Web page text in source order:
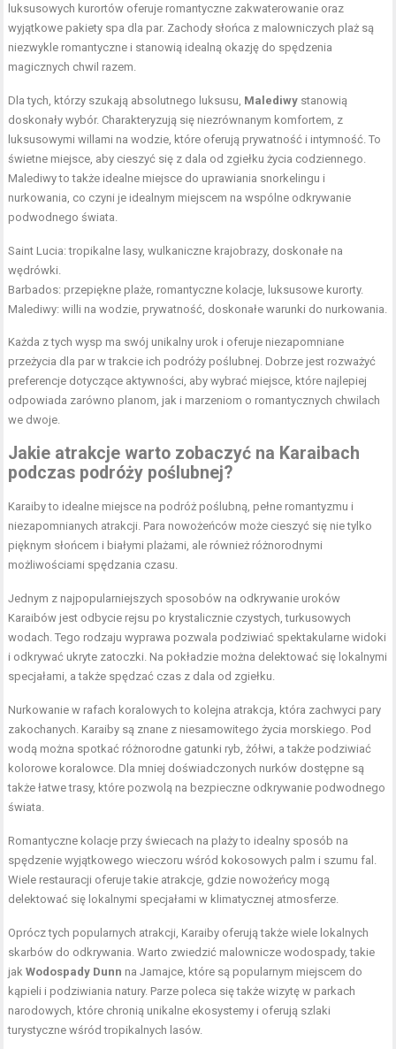
luksusowych kurortów oferuje romantyczne zakwaterowanie oraz
wyjątkowe pakiety spa dla par. Zachody słońca z malowniczych plaż są
niezwykle romantyczne i stanowią idealną okazję do spędzenia
magicznych chwil razem.
Dla tych, którzy szukają absolutnego luksusu, Malediwy stanowią
doskonały wybór. Charakteryzują się niezrównanym komfortem, z
luksusowymi willami na wodzie, które oferują prywatność i intymność. To
świetne miejsce, aby cieszyć się z dala od zgiełku życia codziennego.
Malediwy to także idealne miejsce do uprawiania snorkelingu i
nurkowania, co czyni je idealnym miejscem na wspólne odkrywanie
podwodnego świata.
Saint Lucia: tropikalne lasy, wulkaniczne krajobrazy, doskonałe na
wędrówki.
Barbados: przepiękne plaże, romantyczne kolacje, luksusowe kurorty.
Malediwy: willi na wodzie, prywatność, doskonałe warunki do nurkowania.
Każda z tych wysp ma swój unikalny urok i oferuje niezapomniane
przeżycia dla par w trakcie ich podróży poślubnej. Dobrze jest rozważyć
preferencje dotyczące aktywności, aby wybrać miejsce, które najlepiej
odpowiada zarówno planom, jak i marzeniom o romantycznych chwilach
we dwoje.
Jakie atrakcje warto zobaczyć na Karaibach
podczas podróży poślubnej?
Karaiby to idealne miejsce na podróż poślubną, pełne romantyzmu i
niezapomnianych atrakcji. Para nowożeńców może cieszyć się nie tylko
pięknym słońcem i białymi plażami, ale również różnorodnymi
możliwościami spędzania czasu.
Jednym z najpopularniejszych sposobów na odkrywanie uroków
Karaibów jest odbycie rejsu po krystalicznie czystych, turkusowych
wodach. Tego rodzaju wyprawa pozwala podziwiać spektakularne widoki
i odkrywać ukryte zatoczki. Na pokładzie można delektować się lokalnymi
specjałami, a także spędzać czas z dala od zgiełku.
Nurkowanie w rafach koralowych to kolejna atrakcja, która zachwyci pary
zakochanych. Karaiby są znane z niesamowitego życia morskiego. Pod
wodą można spotkać różnorodne gatunki ryb, żółwi, a także podziwiać
kolorowe koralowce. Dla mniej doświadczonych nurków dostępne są
także łatwe trasy, które pozwolą na bezpieczne odkrywanie podwodnego
świata.
Romantyczne kolacje przy świecach na plaży to idealny sposób na
spędzenie wyjątkowego wieczoru wśród kokosowych palm i szumu fal.
Wiele restauracji oferuje takie atrakcje, gdzie nowożeńcy mogą
delektować się lokalnymi specjałami w klimatycznej atmosferze.
Oprócz tych popularnych atrakcji, Karaiby oferują także wiele lokalnych
skarbów do odkrywania. Warto zwiedzić malownicze wodospady, takie
jakWodospady Dunn na Jamajce, które są popularnym miejscem do
kąpieli i podziwiania natury. Parze poleca się także wizytę w parkach
narodowych, które chronią unikalne ekosystemy i oferują szlaki
turystyczne wśród tropikalnych lasów.